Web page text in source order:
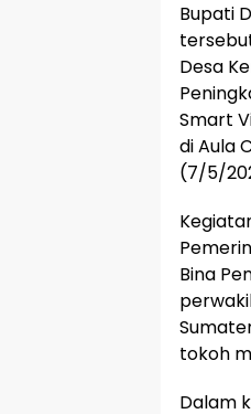
Bupati
Desa
Smart
di Aula
(7/5/
Bina
tokoh
Dalam